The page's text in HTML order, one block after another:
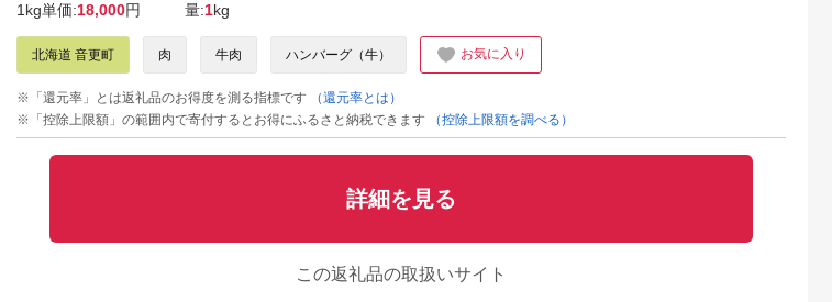
1kg単価:18,000円 量:1kg
北海道 音更町 肉 牛肉 ハンバーグ（牛） お気に入り
※「還元率」とは返礼品のお得度を測る指標です
（還元率とは）
※「控除上限額」の範囲内で寄付するとお得にふるさと納税できます
（控除上限額を調べる）
詳細を見る
この返礼品の取扱いサイト